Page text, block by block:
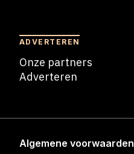
ADVERTEREN
Onze partners
Adverteren
Algemene voorwaarden